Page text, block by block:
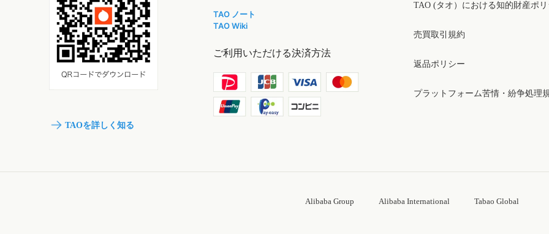
TAOを詳しく知る
TAO ノート
TAO Wiki
ご利用いただける決済方法
TAO (タオ）における知的財産ポリ
売買取引規約
返品ポリシー
プラットフォーム苦情・紛争処理
Alibaba Group Alibaba International Tabao Global